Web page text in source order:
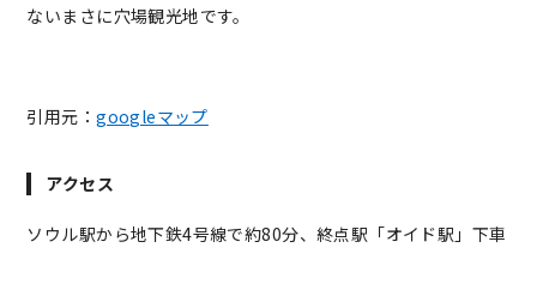
ないまさに穴場観光地です。
引用元：googleマップ
アクセス
ソウル駅から地下鉄4号線で約80分、終点駅「オイド駅」下車